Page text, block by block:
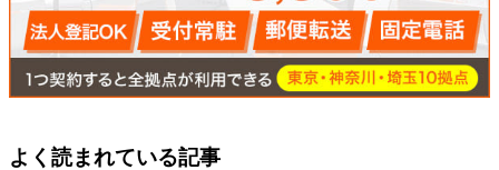
よく読まれている記事